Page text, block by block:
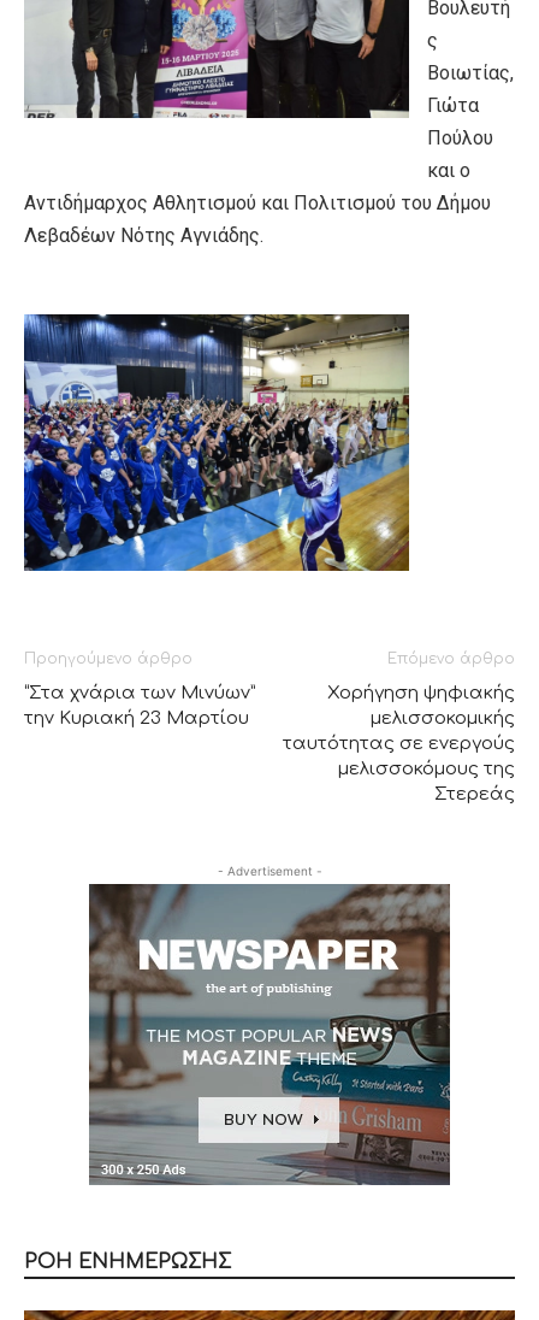
Βουλευτή
ς
Βοιωτίας,
Γιώτα
Πούλου
και ο
Αντιδήμαρχος Αθλητισμού και Πολιτισμού του Δήμου
Λεβαδέων Νότης Αγνιάδης.
Προηγούμενο άρθρο
“Στα χνάρια των Μινύων”
την Κυριακή 23 Μαρτίου
Επόμενο άρθρο
Χορήγηση ψηφιακής
μελισσοκομικής
ταυτότητας σε ενεργούς
μελισσοκόμους της
Στερεάς
- Advertisement -
ΡΟΗ ΕΝΗΜΕΡΩΣΗΣ